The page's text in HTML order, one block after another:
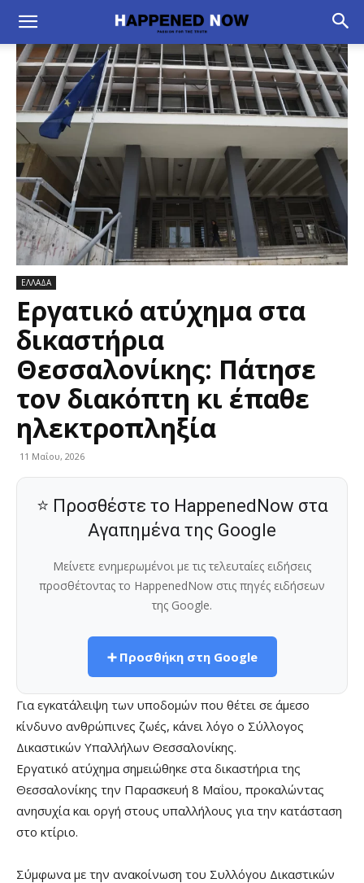
ΕΛΛΑΔΑ
Εργατικό ατύχημα στα
δικαστήρια
Θεσσαλονίκης: Πάτησε
τον διακόπτη κι έπαθε
ηλεκτροπληξία
11 Μαΐου, 2026
⭐ Προσθέστε το HappenedNow στα
Αγαπημένα της Google
Μείνετε ενημερωμένοι με τις τελευταίες ειδήσεις
προσθέτοντας το HappenedNow στις πηγές ειδήσεων
της Google.
➕ Προσθήκη στη Google
Για εγκατάλειψη των υποδομών που θέτει σε άμεσο
κίνδυνο ανθρώπινες ζωές, κάνει λόγο ο Σύλλογος
Δικαστικών Υπαλλήλων Θεσσαλονίκης.
Εργατικό ατύχημα σημειώθηκε στα δικαστήρια της
Θεσσαλονίκης την Παρασκευή 8 Μαΐου, προκαλώντας
ανησυχία και οργή στους υπαλλήλους για την κατάσταση
στο κτίριο.
Σύμφωνα με την ανακοίνωση του Συλλόγου Δικαστικών